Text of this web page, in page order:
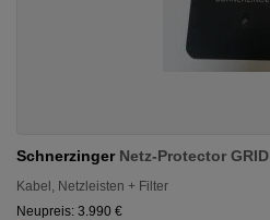
Schnerzinger Netz-Protector GRID
Kabel, Netzleisten + Filter
Neupreis: 3.990 €